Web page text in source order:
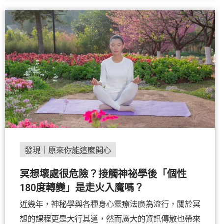
發現｜原來你能這麼開心
冥想壞處很危險？接觸神祕學後「個性
180度轉變」是走火入魔嗎？
近幾年，神秘學與各種身心靈療法廣為流行，關於冥
想的課程更是大行其道，然而廣大的資訊傳散也帶來